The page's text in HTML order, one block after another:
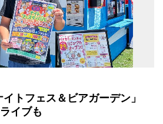
イトフェス＆ビアガーデン」
イブも